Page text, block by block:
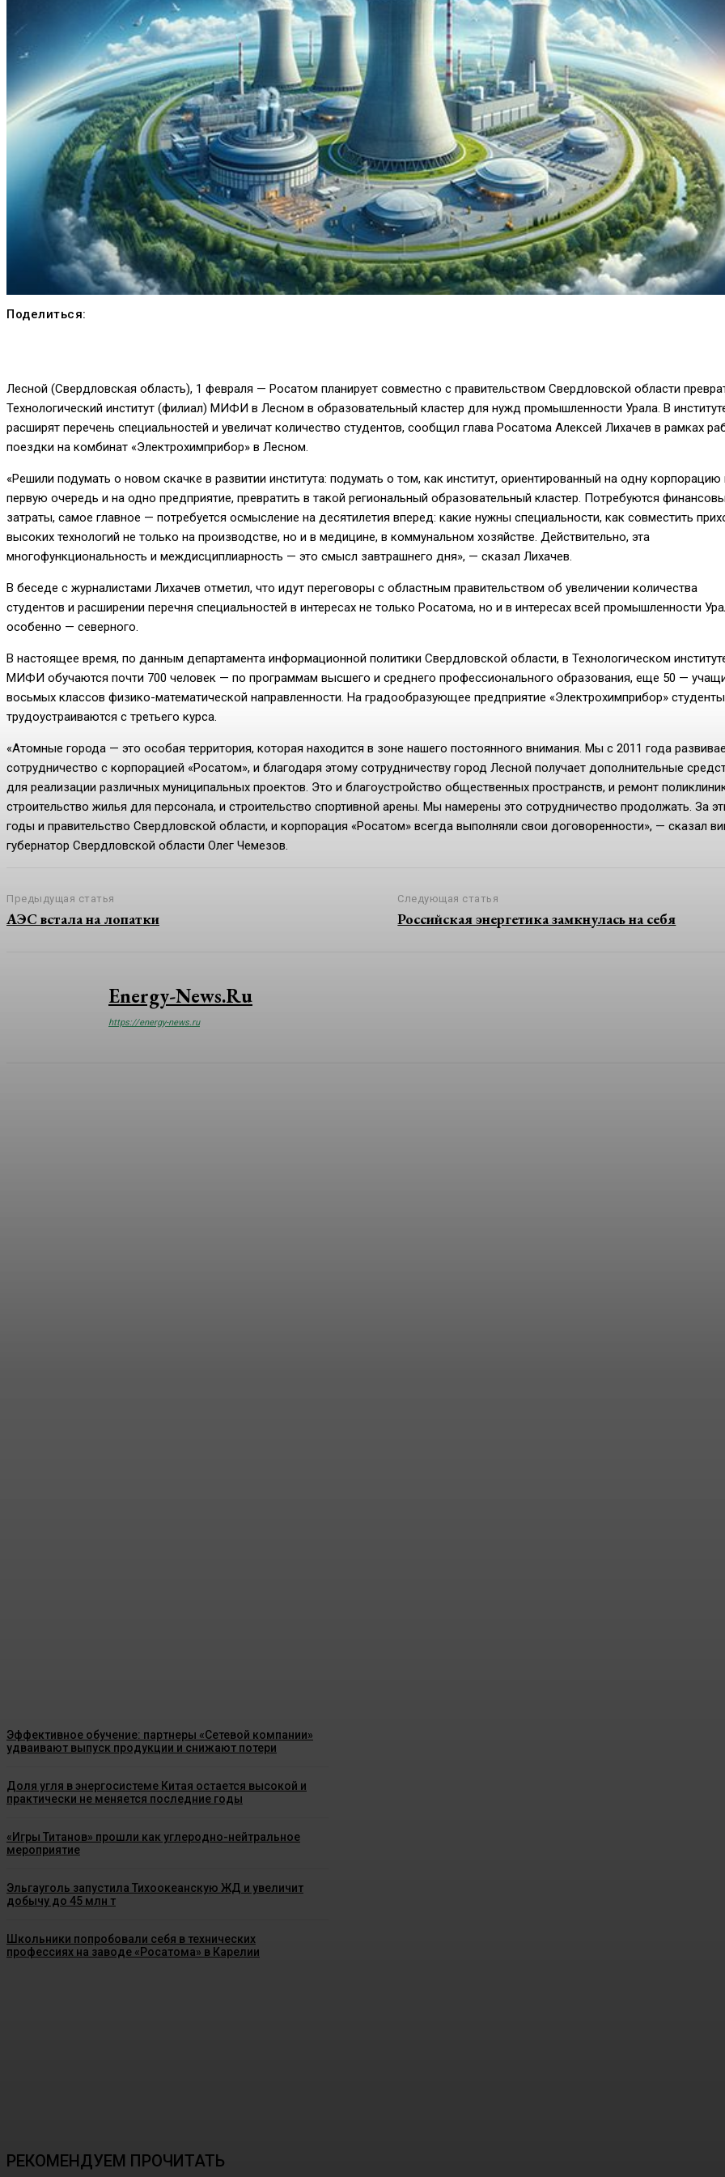
Поделиться:
Лесной (Свердловская область), 1 февраля — Росатом планирует совместно с правительством Свердловской области
Технологический институт (филиал) МИФИ в Лесном в образовательный кластер для нужд промышленности Урала. В
расширят перечень специальностей и увеличат количество студентов, сообщил глава Росатома Алексей Лихачев в рамках
поездки на комбинат «Электрохимприбор» в Лесном.
«Решили подумать о новом скачке в развитии института: подумать о том, как институт, ориентированный на одну корпорацию
первую очередь и на одно предприятие, превратить в такой региональный образовательный кластер. Потребуются
затраты, самое главное — потребуется осмысление на десятилетия вперед: какие нужны специальности, как совместить
высоких технологий не только на производстве, но и в медицине, в коммунальном хозяйстве. Действительно, эта
многофункциональность и междисциплиарность — это смысл завтрашнего дня», — сказал Лихачев.
В беседе с журналистами Лихачев отметил, что идут переговоры с областным правительством об увеличении количества
студентов и расширении перечня специальностей в интересах не только Росатома, но и в интересах всей промышленности
особенно — северного.
В настоящее время, по данным департамента информационной политики Свердловской области, в Технологическом
МИФИ обучаются почти 700 человек — по программам высшего и среднего профессионального образования, еще 50 —
восьмых классов физико-математической направленности. На градообразующее предприятие «Электрохимприбор» студенты
трудоустраиваются с третьего курса.
«Атомные города — это особая территория, которая находится в зоне нашего постоянного внимания. Мы с 2011 года
сотрудничество с корпорацией «Росатом», и благодаря этому сотрудничеству город Лесной получает дополнительные
для реализации различных муниципальных проектов. Это и благоустройство общественных пространств, и ремонт
строительство жилья для персонала, и строительство спортивной арены. Мы намерены это сотрудничество продолжать. За
годы и правительство Свердловской области, и корпорация «Росатом» всегда выполняли свои договоренности», — сказал
губернатор Свердловской области Олег Чемезов.
Предыдущая статья
АЭС встала на лопатки
Следующая статья
Российская энергетика замкнулась на себя
Energy-News.ru
https://energy-news.ru
Эффективное обучение: партнеры «Сетевой компании»
удваивают выпуск продукции и снижают потери
Доля угля в энергосистеме Китая остается высокой и
практически не меняется последние годы
«Игры Титанов» прошли как углеродно-нейтральное
мероприятие
Эльгауголь запустила Тихоокеанскую ЖД и увеличит
добычу до 45 млн т
Школьники попробовали себя в технических
профессиях на заводе «Росатома» в Карелии
РЕКОМЕНДУЕМ ПРОЧИТАТЬ